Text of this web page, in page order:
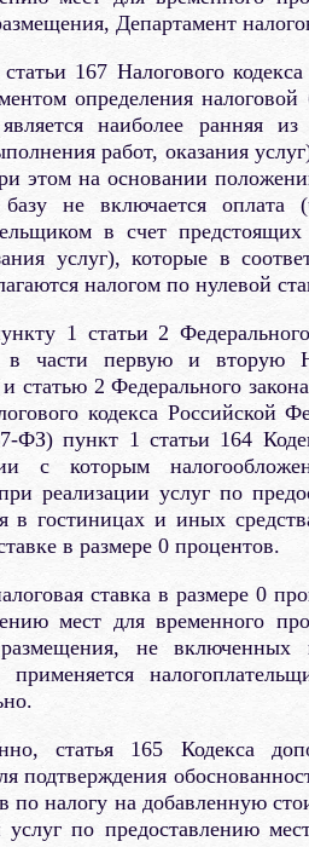
Департамент
167 Налогового
определения
наиболее ранняя
работ, оказания
этом на основании
не включается оплата
в счет
услуг), которые в
налогом по нулевой
1 статьи 2
в части первую и вторую
статью 2 Федерального
кодекса Российской
ФЗ) пункт 1 статьи 164
с которым
реализации услуг по
в гостиницах и иных
в размере 0 процентов.
ставка в размере 0
мест для временного
размещения, не включенных
применяется
статья 165 Кодекса
подтверждения
по налогу на добавленную
услуг по предоставлению